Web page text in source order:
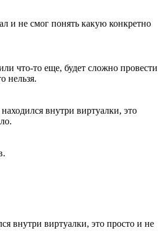
и не смог понять какую конкретно
что-то еще, будет сложно провести
нельзя.
внутри виртуалки, это
внутри виртуалки, это просто и не